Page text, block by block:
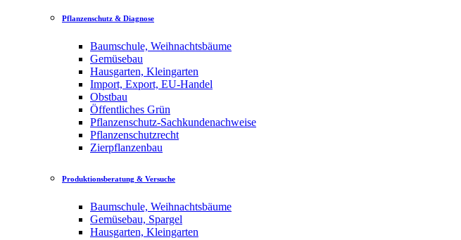
Pflanzenschutz & Diagnose
Baumschule, Weihnachtsbäume
Gemüsebau
Hausgarten, Kleingarten
Import, Export, EU-Handel
Obstbau
Öffentliches Grün
Pflanzenschutz-Sachkundenachweise
Pflanzenschutzrecht
Zierpflanzenbau
Produktionsberatung & Versuche
Baumschule, Weihnachtsbäume
Gemüsebau, Spargel
Hausgarten, Kleingarten